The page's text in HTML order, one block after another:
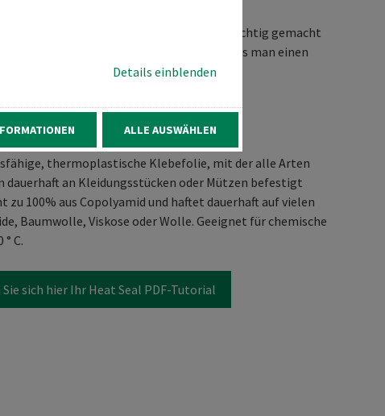
Details einblenden
ALLE AUSWÄHLEN
alltäglicher Vorgang. Allerdings muss es richtig gemacht
Kopfbedeckung verbleibt. Wichtig ist, dass man einen
und einfach zu handhaben ist.
thermoplastische Klebefolie, mit der alle Arten
dauerhaft an Kleidungsstücken oder Mützen befestigt
zu 100% aus Copolyamid und haftet dauerhaft auf vielen
Baumwolle, Viskose oder Wolle. Geeignet für chemische
C.
sich hier Ihr Heat Seal PDF-Tutorial